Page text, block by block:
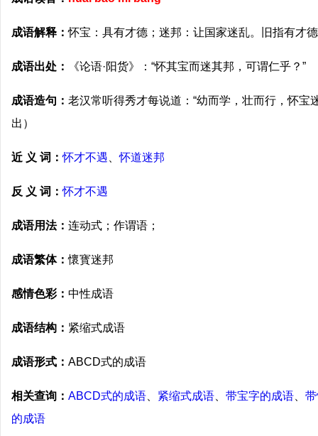
成语解释：怀宝：具有才德；迷邦：让国家迷乱。旧指有才
成语出处： 《论语·阳货》：“怀其宝而迷其邦，可谓仁乎？”
成语造句： 老汉常听得秀才每说道：“幼而学，壮而行，怀宝
出）
近 义 词：怀才不遇 、怀道迷邦
反 义 词：怀才不遇
成语用法： 连动式；作谓语；
成语繁体：懷寳迷邦
感情色彩： 中性成语
成语结构： 紧缩式成语
成语形式： ABCD式的成语
相关查询： ABCD式的成语 紧缩式成语 带宝字的成语
的成语